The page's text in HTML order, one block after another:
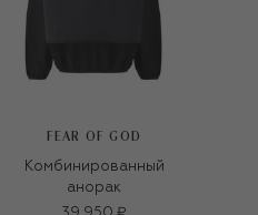
FEAR OF GOD
Комбинированный
анорак